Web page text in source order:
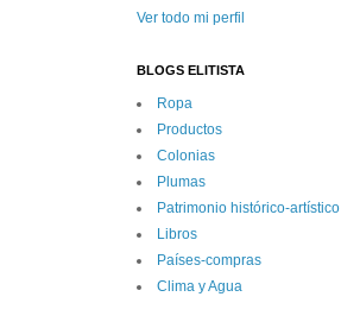
Ver todo mi perfil
BLOGS ELITISTA
Ropa
Productos
Colonias
Plumas
Patrimonio histórico-artí­stico
Libros
Paí­ses-compras
Clima y Agua